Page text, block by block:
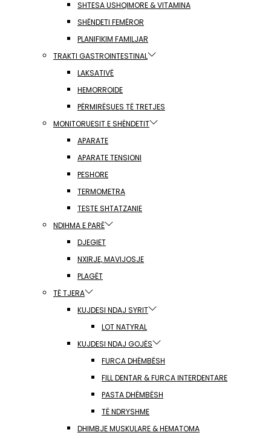
SHTESA USHQIMORE & VITAMINA
SHËNDETI FEMËROR
PLANIFIKIM FAMILJAR
TRAKTI GASTROINTESTINAL
LAKSATIVË
HEMORROIDE
PËRMIRËSUES TË TRETJES
MONITORUESIT E SHËNDETIT
APARATE
APARATE TENSIONI
PESHORE
TERMOMETRA
TESTE SHTATZANIE
NDIHMA E PARË
DJEGIET
NXIRJE, MAVIJOSJE
PLAGËT
TË TJERA
KUJDESI NDAJ SYRIT
LOT NATYRAL
KUJDESI NDAJ GOJËS
FURCA DHËMBËSH
FILL DENTAR & FURCA INTERDENTARE
PASTA DHËMBËSH
TË NDRYSHME
DHIMBJE MUSKULARE & HEMATOMA